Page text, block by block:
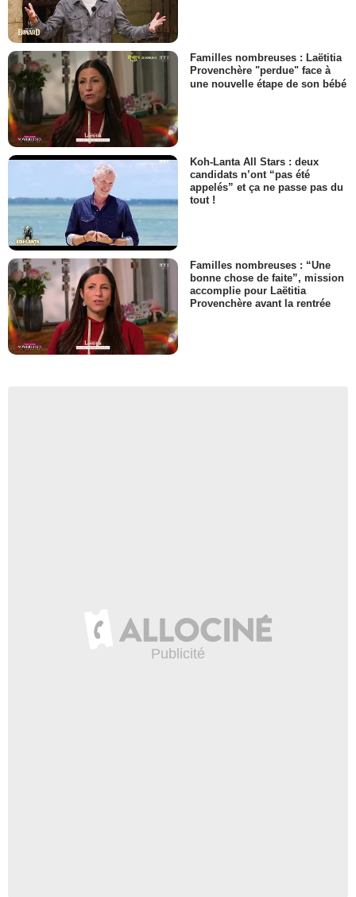
Familles nombreuses : Laëtitia
Provenchère "perdue" face à
une nouvelle étape de son bébé
Koh-Lanta All Stars : deux
candidats n’ont “pas été
appelés” et ça ne passe pas du
tout !
Familles nombreuses : “Une
bonne chose de faite”, mission
accomplie pour Laëtitia
Provenchère avant la rentrée